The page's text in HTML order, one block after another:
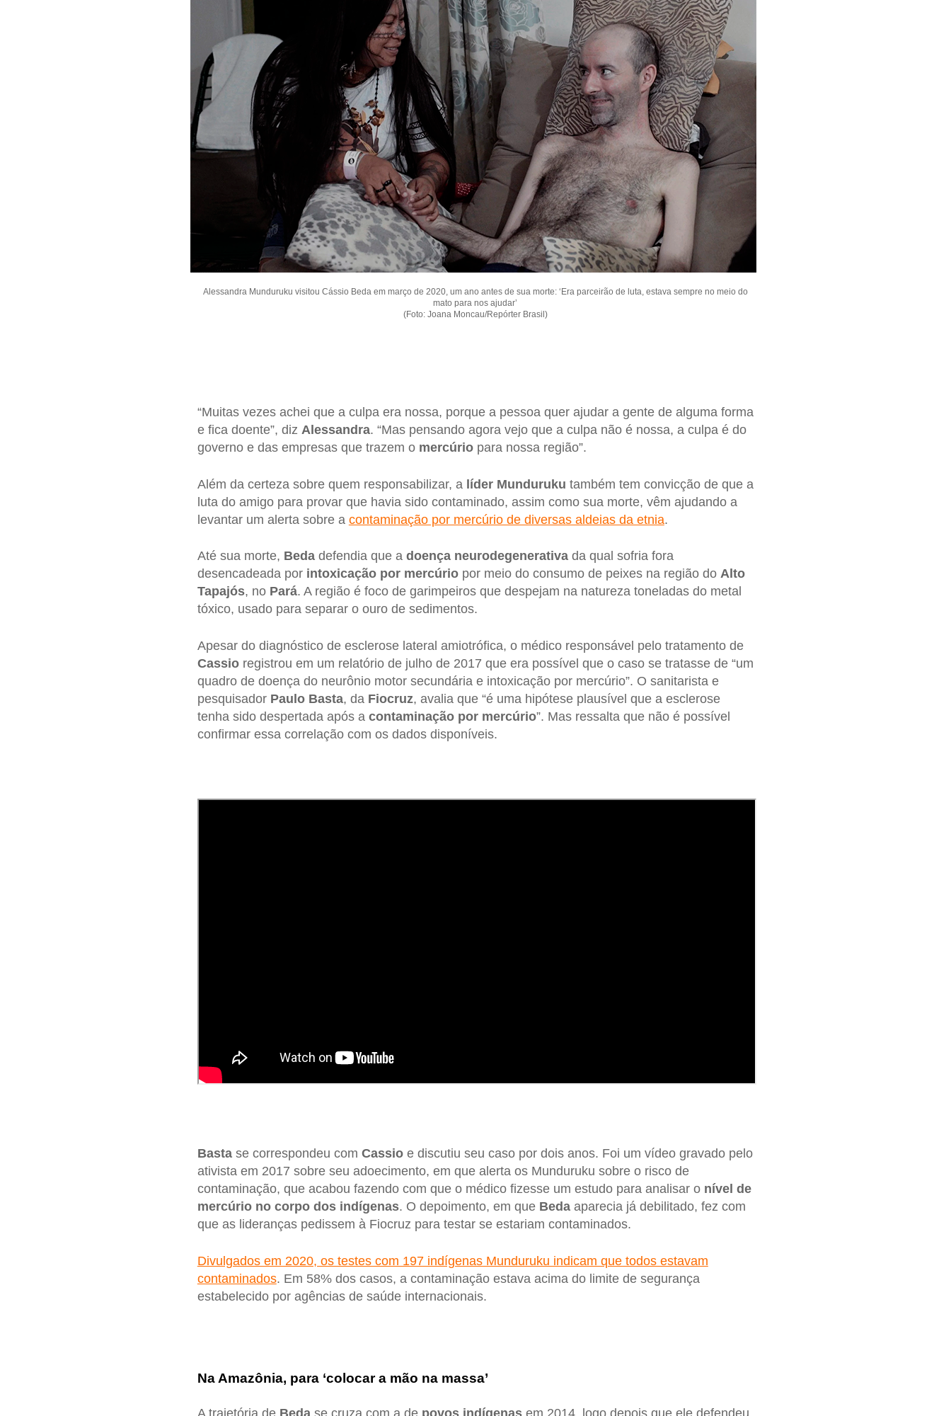
Alessandra Munduruku visitou Cássio Beda em março de 2020, um ano antes de sua morte: ‘Era parceirão de luta, estava sempre no meio do
mato para nos ajudar’
(Foto: Joana Moncau/Repórter Brasil)
“Muitas vezes achei que a culpa era nossa, porque a pessoa quer ajudar a gente de alguma forma
e fica doente”, diz Alessandra. “Mas pensando agora vejo que a culpa não é nossa, a culpa é do
governo e das empresas que trazem o mercúriopara nossa região”.
Além da certeza sobre quem responsabilizar, a líder Munduruku também tem convicção de que a
luta do amigo para provar que havia sido contaminado, assim como sua morte, vêm ajudando a
levantar um alerta sobre a contaminação por mercúrio de diversas aldeias da etnia.
Até sua morte, Bedadefendia que a doença neurodegenerativada qual sofria fora
desencadeada por intoxicação por mercúriopor meio do consumo de peixes na região do Alto
Tapajós, no Pará. A região é foco de garimpeiros que despejam na natureza toneladas do metal
tóxico, usado para separar o ouro de sedimentos.
Apesar do diagnóstico de esclerose lateral amiotrófica, o médico responsável pelo tratamento de
Cassioregistrou em um relatório de julho de 2017 que era possível que o caso se tratasse de “um
quadro de doença do neurônio motor secundária e intoxicação por mercúrio”. O sanitarista e
pesquisador Paulo Basta, da Fiocruz, avalia que “é uma hipótese plausível que a esclerose
tenha sido despertada após a contaminação por mercúrio”. Mas ressalta que não é possível
confirmar essa correlação com os dados disponíveis.
Bastase correspondeu com Cassioe discutiu seu caso por dois anos. Foi um vídeo gravado pelo
ativista em 2017 sobre seu adoecimento, em que alerta os Munduruku sobre o risco de
contaminação, que acabou fazendo com que o médico fizesse um estudo para analisar o nível de
mercúrio no corpo dos indígenas. O depoimento, em que Bedaaparecia já debilitado, fez com
que as lideranças pedissem à Fiocruz para testar se estariam contaminados.
Divulgados em 2020, os testes com 197 indígenas Munduruku indicam que todos estavam
contaminados. Em 58% dos casos, a contaminação estava acima do limite de segurança
estabelecido por agências de saúde internacionais.
Na Amazônia, para ‘colocar a mão na massa’